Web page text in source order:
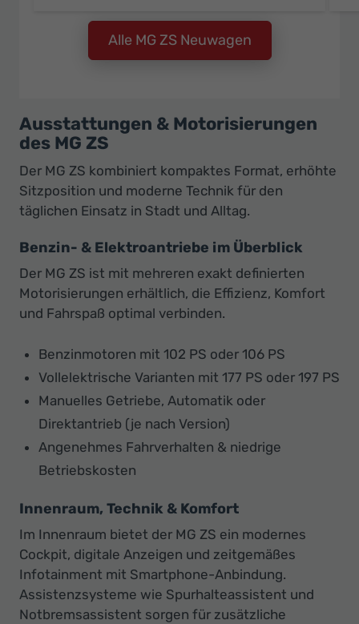
Alle MG ZS Neuwagen
Ausstattungen & Motorisierungen
des MG ZS
Der MG ZS kombiniert kompaktes Format, erhöhte
Sitzposition und moderne Technik für den
täglichen Einsatz in Stadt und Alltag.
Benzin- & Elektroantriebe im Überblick
Der MG ZS ist mit mehreren exakt definierten
Motorisierungen erhältlich, die Effizienz, Komfort
und Fahrspaß optimal verbinden.
Benzinmotoren mit 102 PS oder 106 PS
Vollelektrische Varianten mit 177 PS oder 197 PS
Manuelles Getriebe, Automatik oder
Direktantrieb (je nach Version)
Angenehmes Fahrverhalten & niedrige
Betriebskosten
Innenraum, Technik & Komfort
Im Innenraum bietet der MG ZS ein modernes
Cockpit, digitale Anzeigen und zeitgemäßes
Infotainment mit Smartphone-Anbindung.
Assistenzsysteme wie Spurhalteassistent und
Notbremsassistent sorgen für zusätzliche